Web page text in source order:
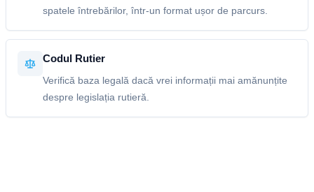
spatele întrebărilor, într-un format ușor de parcurs.
Codul Rutier
Verifică baza legală dacă vrei informații mai amănunțite
despre legislația rutieră.